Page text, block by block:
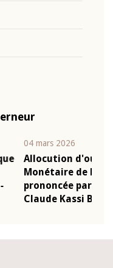
de Politique
mars 2026,
Monsieur Jean-